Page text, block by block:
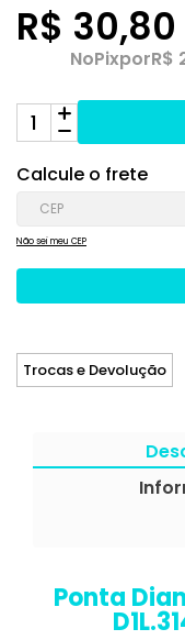
R$ 30,80
NoPixporR$
Calcule o frete
Não sei meu CEP
Trocas e Devolução
Ponta